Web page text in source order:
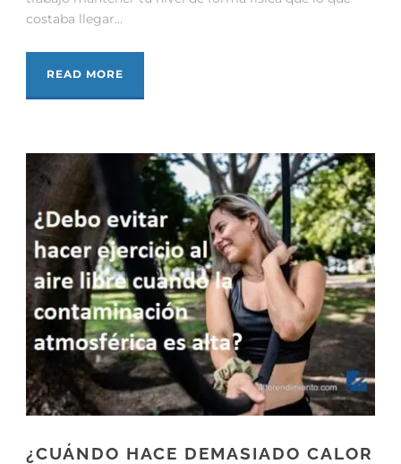
costaba llegar...
READ MORE
¿CUÁNDO HACE DEMASIADO CALOR